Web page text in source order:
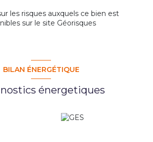
les risques auxquels ce bien est
sur le site Géorisques
BILAN ÉNERGÉTIQUE
énergetiques